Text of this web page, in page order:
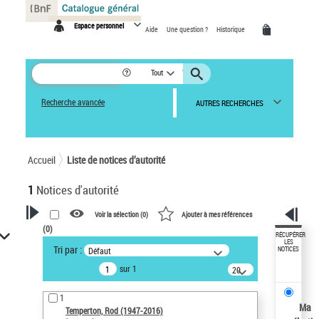
Espace personnel Aide Une question ? Historique
Tout
Recherche avancée AUTRES RECHERCHES
Accueil Liste de notices d’autorité
1 Notices d'autorité
VOTRE RECHERCHE
Recherche avancée dans les
notices d’autorité
Œuvres liées à l'auteur :
Temperton, Rod (1947-2016)
Voir la sélection (0) Ajouter à mes références
(0)
Tri par : Défaut
sur 1
20
résultats/page
1
Temperton, Rod (1947-2016)
RÉCUPÉRER
LES
NOTICES
Ma
Panneau de gestion des cookies